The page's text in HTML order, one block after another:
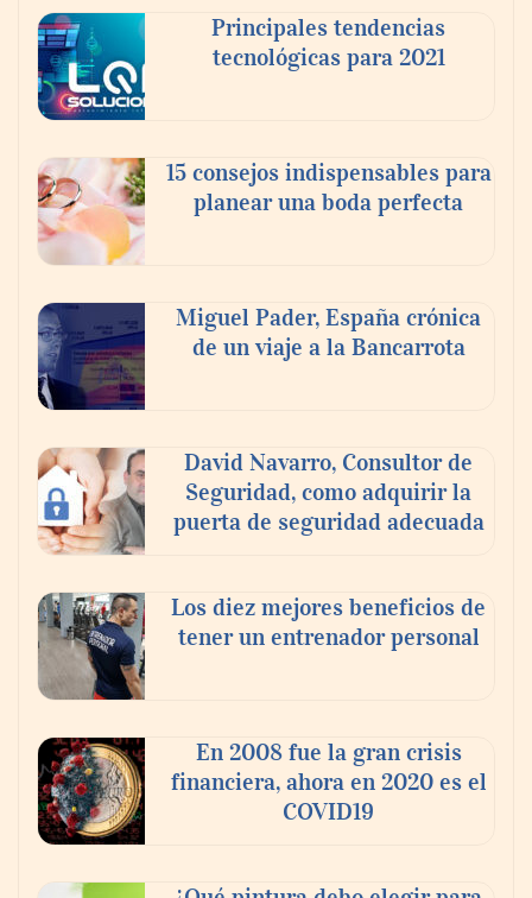
En el Día de la Cerveza, Grupo Modelo
mundo elige para reunirse: 7 de cada 10 la
escogen
compromiso para el eclipse solar del 12 de
agosto
‘El ransomware se puede vencer. No
Ricardo Palacio Escobar
Principales tendencias
tecnológicas para 2021
15 consejos indispensables para
planear una boda perfecta
Miguel Pader, España crónica
de un viaje a la Bancarrota
David Navarro, Consultor de
Seguridad, como adquirir la
puerta de seguridad adecuada
Los diez mejores beneficios de
tener un entrenador personal
En 2008 fue la gran crisis
financiera, ahora en 2020 es el
COVID19